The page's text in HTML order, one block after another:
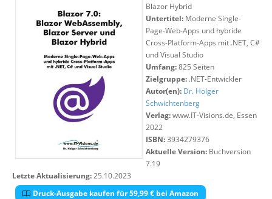
Blazor Hybrid
Untertitel: Moderne Single-
Page-Web-Apps und hybride
Cross-Platform-Apps mit .NET, C#
und Visual Studio
Umfang:825 Seiten
Zielgruppe: .NET-Entwickler
Autor(en): Dr. Holger
Schwichtenberg
Verlag:www.IT-Visions.de, Essen
2022
ISBN:3934279376
Aktuelle Version: Buchversion
7.19
Letzte Aktualisierung:25.10.2023
Druck-Ausgabe kaufen für 59,99 € bei Amazon